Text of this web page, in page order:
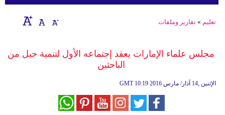
إقتصاد
وموسيقى
تعليم »تقارير وملفات
مجلس علماء الإمارات يعقد إجتماعه الأول لتنمية جيل من
الباحثين
GMT 10:19 2016 الإثنين ,14 آذار/ مارس